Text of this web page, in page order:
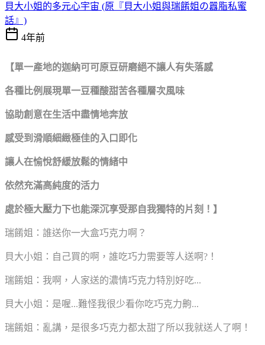
貝大小姐的多元心宇宙 (原『貝大小姐與瑞餚姐の囂脂私蜜
話』)
4年前
【單一產地的迦納可可原豆研磨絕不讓人有失落感
各種比例展現單一豆種酸甜苦各種層次風味
協助創意在生活中盡情地奔放
感受到滑順細緻極佳的入口即化
讓人在愉悅舒緩放鬆的情緒中
依然充滿高純度的活力
處於極大壓力下也能深沉享受那自我獨特的片刻！】
瑞餚姐：誰送你一大盒巧克力啊？
貝大小姐：自己買的啊，誰吃巧力需要等人送啊?！
瑞餚姐：我啊，人家送的濃情巧克力特別好吃...
貝大小姐：是喔...難怪我很少看你吃巧克力齁...
瑞餚姐：亂講，是很多巧克力都太甜了所以我就送人了啊！